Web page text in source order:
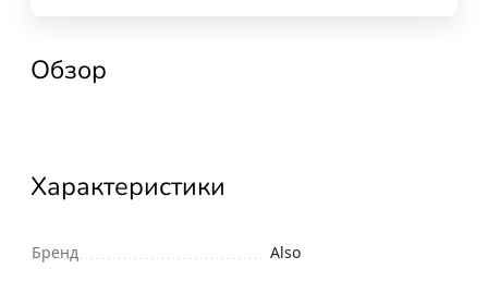
Обзор
Характеристики
Бренд
Also